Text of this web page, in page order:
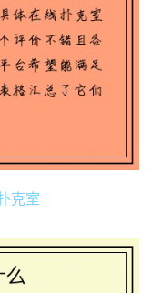
克室